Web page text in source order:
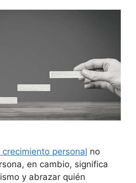
personal no
en cambio, significa
y abrazar quién